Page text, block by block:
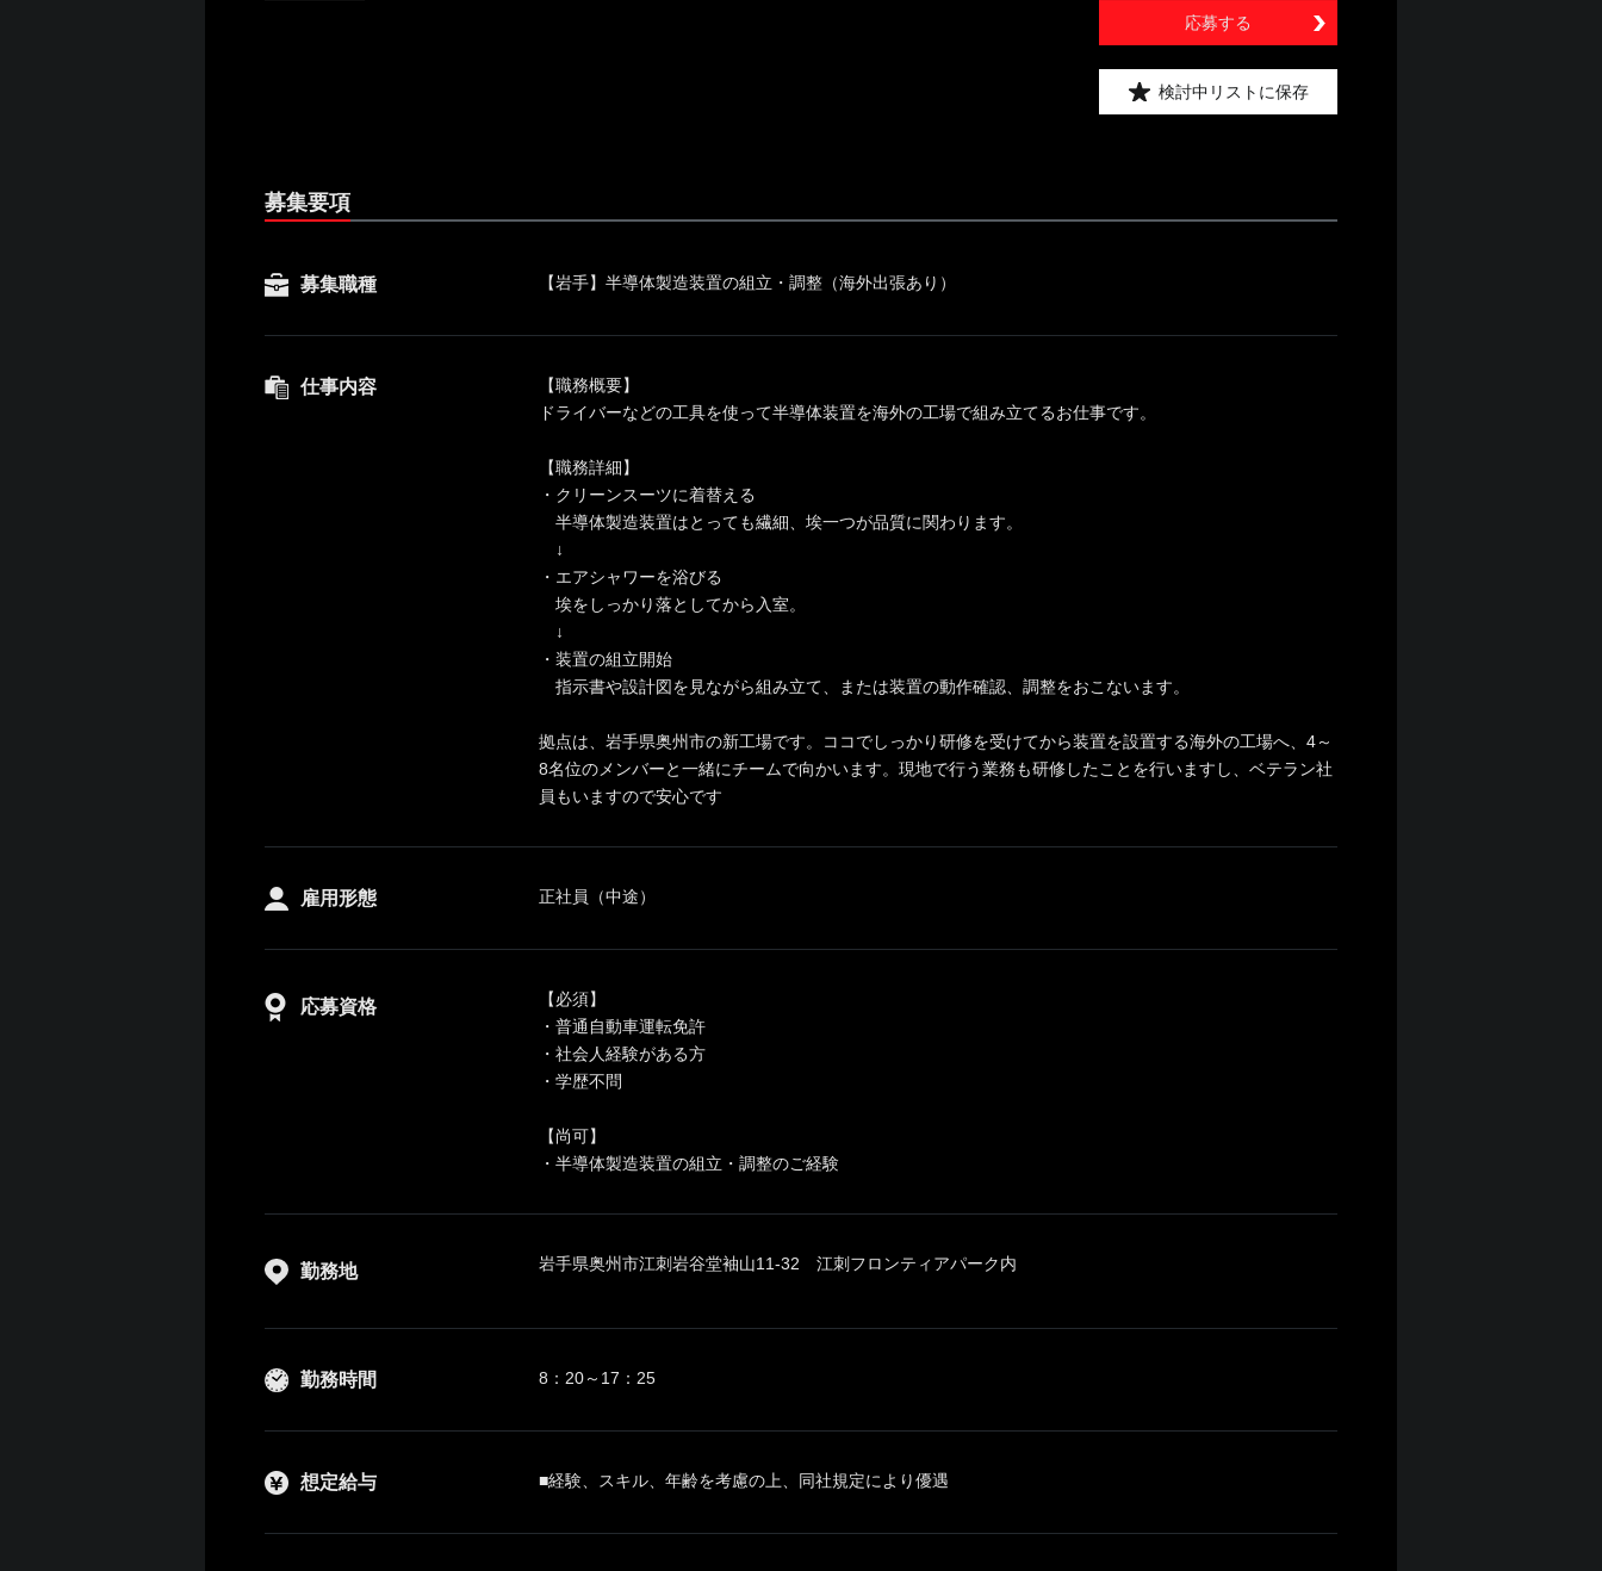
応募する
検討中リストに保存
募集要項
募集職種 【岩手】半導体製造装置の組立・調整（海外出張あり）
仕事内容
【職務概要】
ドライバーなどの工具を使って半導体装置を海外の工場で組み立てるお仕事です。
【職務詳細】
・クリーンスーツに着替える
半導体製造装置はとっても繊細、埃一つが品質に関わります。
↓
・エアシャワーを浴びる
埃をしっかり落としてから入室。
↓
・装置の組立開始
指示書や設計図を見ながら組み立て、または装置の動作確認、調整をおこないます。
拠点は、岩手県奥州市の新工場です。ココでしっかり研修を受けてから装置を設置する海外の工場へ、4～
8名位のメンバーと一緒にチームで向かいます。現地で行う業務も研修したことを行いますし、ベテラン社
員もいますので安心です
雇用形態 正社員（中途）
応募資格
【必須】
・普通自動車運転免許
・社会人経験がある方
・学歴不問
【尚可】
・半導体製造装置の組立・調整のご経験
勤務地 岩手県奥州市江刺岩谷堂袖山11-32 江刺フロンティアパーク内
勤務時間 8：20～17：25
想定給与 ■経験、スキル、年齢を考慮の上、同社規定により優遇